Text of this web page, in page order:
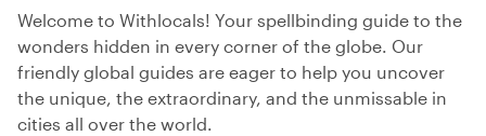
Welcome to Withlocals! Your spellbinding guide to the
wonders hidden in every corner of the globe. Our
friendly global guides are eager to help you uncover
the unique, the extraordinary, and the unmissable in
cities all over the world.